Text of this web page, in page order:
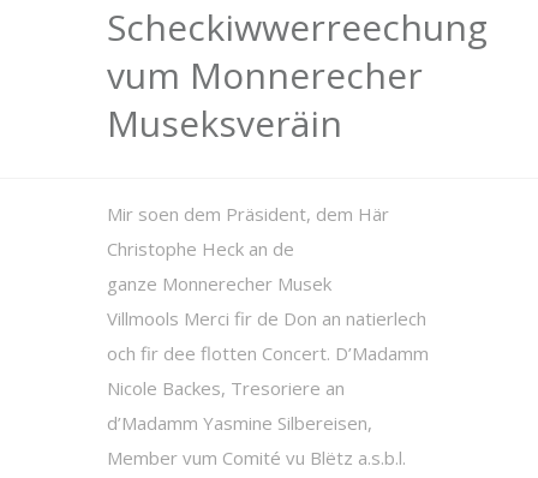
Scheckiwwerreechung
vum Monnerecher
Museksveräin
Mir soen dem Präsident, dem Här
Christophe Heck an de
ganze Monnerecher Musek
Villmools Merci fir de Don an natierlech
och fir dee flotten Concert. D’Madamm
Nicole Backes, Tresoriere an
d’Madamm Yasmine Silbereisen,
Member vum Comité vu Blëtz a.s.b.l.